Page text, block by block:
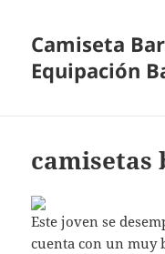
Camiseta
Equipación
camisetas
Este joven se
cuenta con un muy